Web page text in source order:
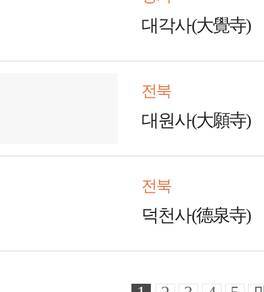
대각사(大覺寺)
전북
대원사(大願寺)
전북
덕천사(德泉寺)